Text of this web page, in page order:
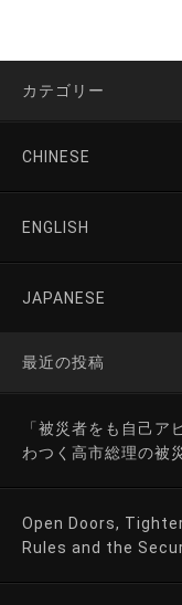
カテゴリー
CHINESE
ENGLISH
JAPANESE
最近の投稿
「被災者をも自己
わつく高市総理の被
Open Doors,
Rules and the